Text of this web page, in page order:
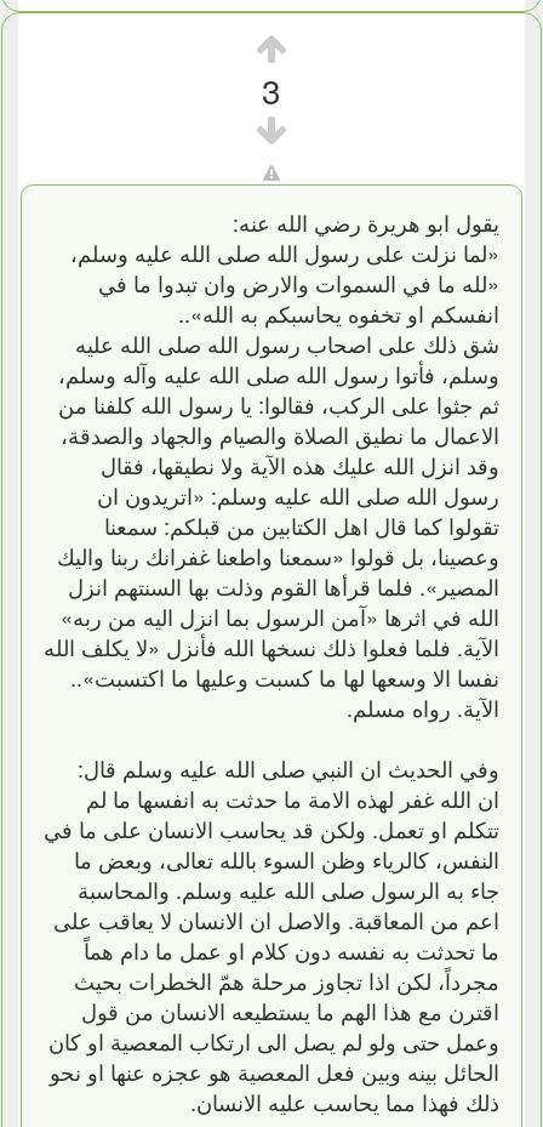
3
يقول ابو هريرة رضي الله عنه:
«لما نزلت على رسول الله صلى الله عليه وسلم،
«لله ما في السموات والارض وان تبدوا ما في
انفسكم او تخفوه يحاسبكم به الله»..
شق ذلك على اصحاب رسول الله صلى الله عليه
وسلم، فأتوا رسول الله صلى الله عليه وآله وسلم،
ثم جثوا على الركب، فقالوا: يا رسول الله كلفنا من
الاعمال ما نطيق الصلاة والصيام والجهاد والصدقة،
وقد انزل الله عليك هذه الآية ولا نطيقها، فقال
رسول الله صلى الله عليه وسلم: «اتريدون ان
تقولوا كما قال اهل الكتابين من قبلكم: سمعنا
وعصينا، بل قولوا «سمعنا واطعنا غفرانك ربنا واليك
المصير». فلما قرأها القوم وذلت بها السنتهم انزل
الله في اثرها «آمن الرسول بما انزل اليه من ربه»
الآية. فلما فعلوا ذلك نسخها الله فأنزل «لا يكلف الله
نفسا الا وسعها لها ما كسبت وعليها ما اكتسبت»..
الآية. رواه مسلم.
وفي الحديث ان النبي صلى الله عليه وسلم قال:
ان الله غفر لهذه الامة ما حدثت به انفسها ما لم
تتكلم او تعمل. ولكن قد يحاسب الانسان على ما في
النفس، كالرياء وظن السوء بالله تعالى، وبعض ما
جاء به الرسول صلى الله عليه وسلم. والمحاسبة
اعم من المعاقبة. والاصل ان الانسان لا يعاقب على
ما تحدثت به نفسه دون كلام او عمل ما دام هماً
مجرداً، لكن اذا تجاوز مرحلة همّ الخطرات بحيث
اقترن مع هذا الهم ما يستطيعه الانسان من قول
وعمل حتى ولو لم يصل الى ارتكاب المعصية او كان
الحائل بينه وبين فعل المعصية هو عجزه عنها او نحو
ذلك فهذا مما يحاسب عليه الانسان.